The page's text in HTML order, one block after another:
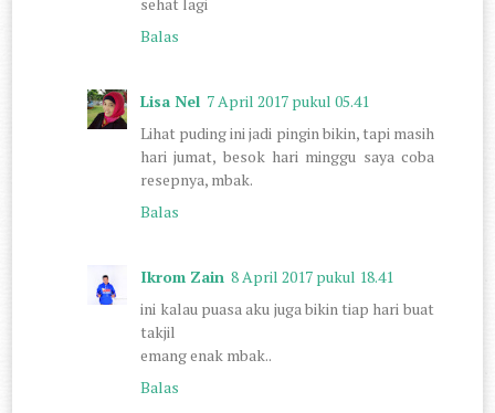
Balas
Lisa Nel 7 April 2017 pukul 05.41
Lihat puding ini jadi pingin bikin, tapi masih
hari jumat, besok hari minggu saya coba
resepnya, mbak.
Balas
Ikrom Zain 8 April 2017 pukul 18.41
ini kalau puasa aku juga bikin tiap hari buat
takjil
emang enak mbak..
Balas